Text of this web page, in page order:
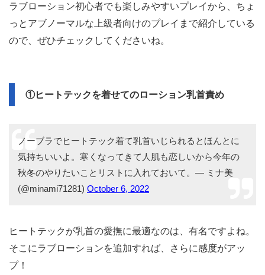
ラブローション初心者でも楽しみやすいプレイから、ちょ
っとアブノーマルな上級者向けのプレイまで紹介している
ので、ぜひチェックしてくださいね。
①ヒートテックを着せてのローション乳首責め
ノーブラでヒートテック着て乳首いじられるとほんとに
気持ちいいよ。寒くなってきて人肌も恋しいから今年の
秋冬のやりたいことリストに入れておいて。— ミナ美
(@minami71281) October 6, 2022
ヒートテックが乳首の愛撫に最適なのは、有名ですよね。
そこにラブローションを追加すれば、さらに感度がアッ
プ！